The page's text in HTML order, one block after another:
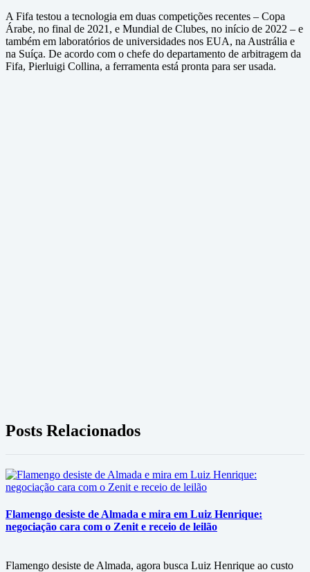
A Fifa testou a tecnologia em duas competições recentes – Copa
Árabe, no final de 2021, e Mundial de Clubes, no início de 2022 – e
também em laboratórios de universidades nos EUA, na Austrália e
na Suíça. De acordo com o chefe do departamento de arbitragem da
Fifa, Pierluigi Collina, a ferramenta está pronta para ser usada.
Posts Relacionados
Flamengo desiste de Almada e mira em Luiz Henrique:
negociação cara com o Zenit e receio de leilão
Flamengo desiste de Almada, agora busca Luiz Henrique ao custo